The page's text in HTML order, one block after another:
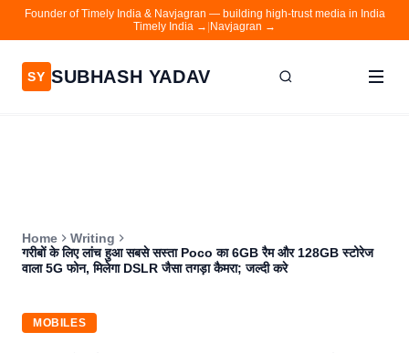
Founder of Timely India & Navjagran — building high-trust media in India
Timely India → Navjagran →
SY SUBHASH YADAV
Contact
Navjagran
Home
Writing
गरीबों के लिए लांच हुआ सबसे सस्ता Poco का 6GB रैम और 128GB स्टोरेज
वाला 5G फोन, मिलेगा DSLR जैसा तगड़ा कैमरा; जल्दी करे
MOBILES